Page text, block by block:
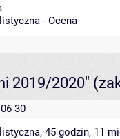
- Ocena
2019/2020"
30
45 godzin, 11